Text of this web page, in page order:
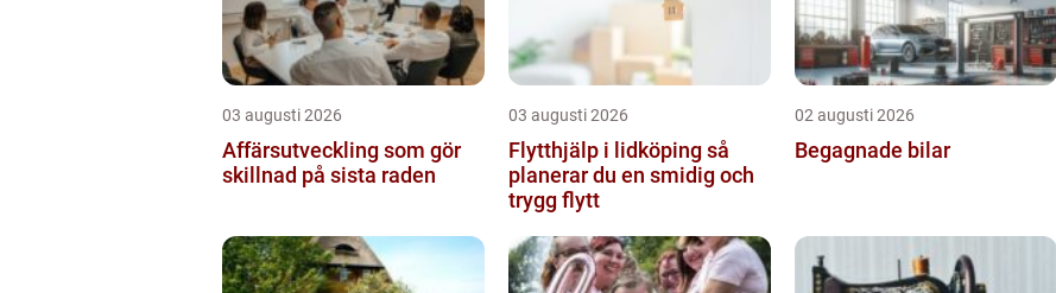
03 augusti 2026
Affärsutveckling som gör
skillnad på sista raden
03 augusti 2026
Flytthjälp i lidköping så
planerar du en smidig och
trygg flytt
02 augusti 2026
Begagnade bilar